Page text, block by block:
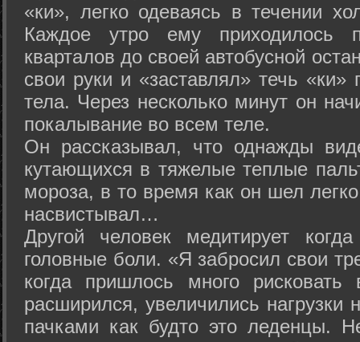
«ки», легко одеваясь в течении
Каждое утро ему приходилось
кварталов до своей автобусной
свои руки и «заставлял» течь «ки»
тела. Через несколько минут он
покалывание во всем теле.
Он рассказывал, что однажды
кутающихся в тяжелые теплые
мороза, в то время как он шел
насвистывал…
Другой человек медитирует
головные боли. «Я забросил свои
когда пришлось много
расширился, увеличились нагрузки
пачками как будто это леденцы.